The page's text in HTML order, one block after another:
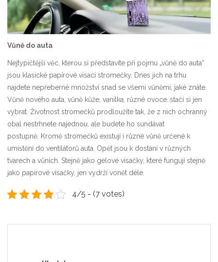
Vůně do auta
Nejtypičtější věc, kterou si představíte při pojmu „vůně do auta“
jsou klasické papírové visací stromečky. Dnes jich na trhu
najdete nepřeberné množství snad se všemi vůněmi, jaké znáte.
Vůně nového auta, vůně kůže, vanilka, různé ovoce..stačí si jen
vybrat. Životnost stromečků prodloužíte tak, že z nich ochranný
obal nestrhnete najednou, ale budete ho sundávat
postupně. Kromě stromečků existují i různé vůně určené k
umístění do ventilátorů auta. Opět jsou k dostání v různých
tvarech a vůních. Stejně jako gelové visačky, které fungují stejně
jako papírové visačky, jen vydrží vonět déle.
4/5 - (7 votes)